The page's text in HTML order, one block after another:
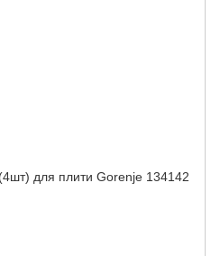
для плити Gorenje 134142